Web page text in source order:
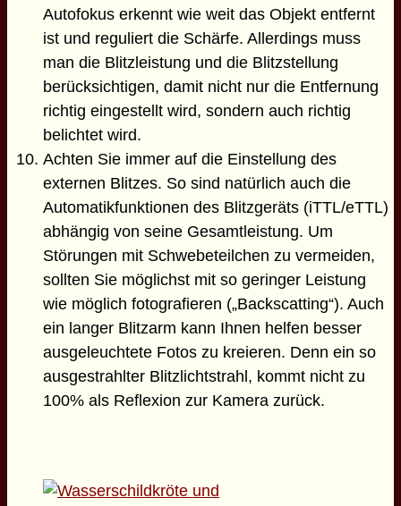
Autofokus erkennt wie weit das Objekt entfernt
ist und reguliert die Schärfe. Allerdings muss
man die Blitzleistung und die Blitzstellung
berücksichtigen, damit nicht nur die Entfernung
richtig eingestellt wird, sondern auch richtig
belichtet wird.
Achten Sie immer auf die Einstellung des
externen Blitzes. So sind natürlich auch die
Automatikfunktionen des Blitzgeräts (iTTL/eTTL)
abhängig von seine Gesamtleistung. Um
Störungen mit Schwebeteilchen zu vermeiden,
sollten Sie möglichst mit so geringer Leistung
wie möglich fotografieren („Backscatting“). Auch
ein langer Blitzarm kann Ihnen helfen besser
ausgeleuchtete Fotos zu kreieren. Denn ein so
ausgestrahlter Blitzlichtstrahl, kommt nicht zu
100% als Reflexion zur Kamera zurück.